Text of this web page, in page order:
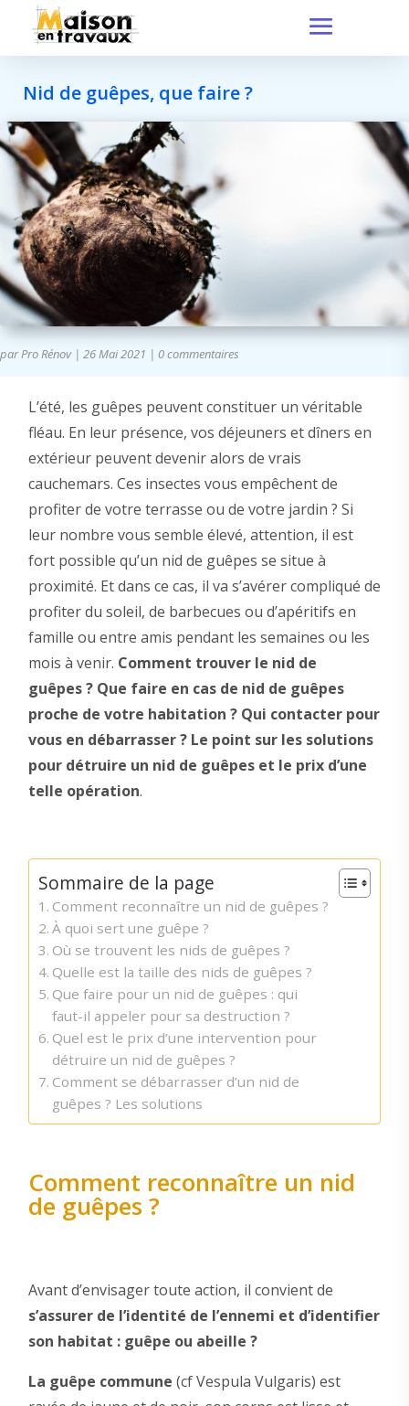
Nid de guêpes, que faire ?
parPro Rénov| 26 Mai 2021 | 0 commentaires
L’été, les guêpes peuvent constituer un véritable
fléau. En leur présence, vos déjeuners et dîners en
extérieur peuvent devenir alors de vrais
cauchemars. Ces insectes vous empêchent de
profiter de votre terrasse ou de votre jardin ? Si
leur nombre vous semble élevé, attention, il est
fort possible qu’un nid de guêpes se situe à
proximité. Et dans ce cas, il va s’avérer compliqué de
profiter du soleil, de barbecues ou d’apéritifs en
famille ou entre amis pendant les semaines ou les
mois à venir. Comment trouver le nid de
guêpes ? Que faire en cas de nid de guêpes
proche de votre habitation ? Qui contacter pour
vous en débarrasser ? Le point sur les solutions
pour détruire un nid de guêpes et le prix d’une
telle opération.
Sommaire de la page
Comment reconnaître un nid de guêpes ?
À quoi sert une guêpe ?
Où se trouvent les nids de guêpes ?
Quelle est la taille des nids de guêpes ?
Que faire pour un nid de guêpes : qui
faut-il appeler pour sa destruction ?
Quel est le prix d’une intervention pour
détruire un nid de guêpes ?
Comment se débarrasser d’un nid de
guêpes ? Les solutions
Comment reconnaître un nid
de guêpes ?
Avant d’envisager toute action, il convient de
s’assurer de l’identité de l’ennemi et d’identifier
son habitat : guêpe ou abeille ?
La guêpe commune (cf Vespula Vulgaris) est